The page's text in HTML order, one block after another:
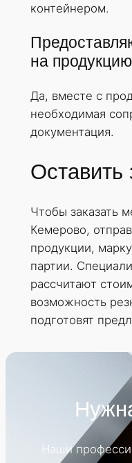
контейнером.
на
Да, вместе с
необходимая
документация.
Оставить
Чтобы заказать
Кемерово,
продукции,
партии.
рассчитают
возможность
подготовят
Наши